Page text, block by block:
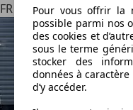
FR 75015Paris
Pour vous offrir la
possible parmi nos
des cookies et
sous le terme
stocker des
données à
d’y accéder.